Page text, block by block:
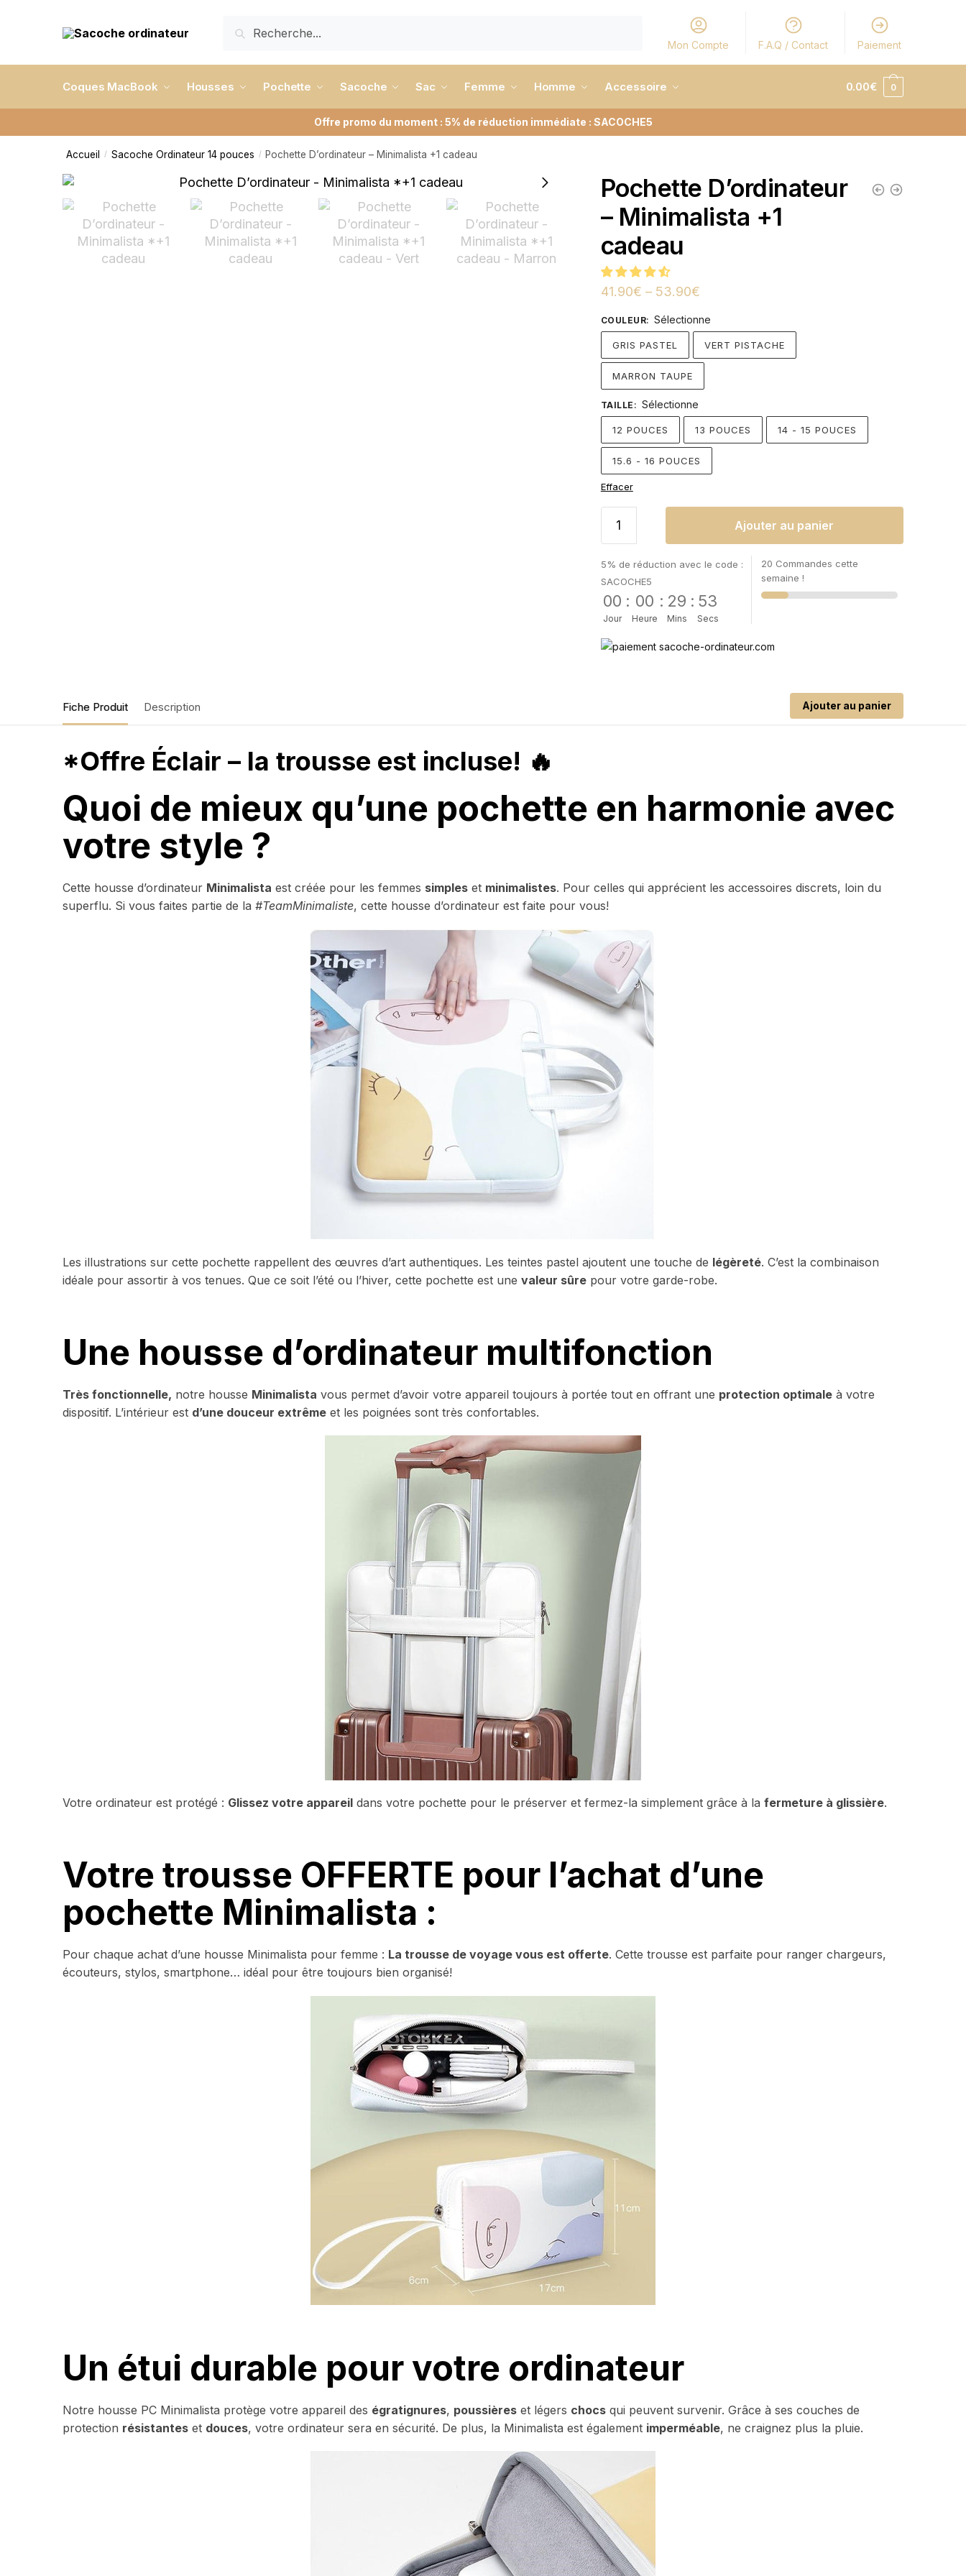
Mon Compte F.A.Q / Contact Paiement
Coques MacBook Housses Pochette Sacoche Sac Femme Homme Accessoire 0.00€ 0
Offre promo du moment : 5% de réduction immédiate : SACOCHE5
Accueil / Sacoche Ordinateur 14 pouces / Pochette D’ordinateur – Minimalista +1 cadeau
Pochette D’ordinateur
– Minimalista +1
cadeau
41.90€ – 53.90€
COULEUR: Sélectionne
GRIS PASTEL VERT PISTACHE
MARRON TAUPE
TAILLE : Sélectionne
12 POUCES 13 POUCES 14 - 15 POUCES
15.6 - 16 POUCES
Effacer
Ajouter au panier
5% de réduction avec le code :
SACOCHE5
00
Jour
: 00
Heure
: 29
Mins
: 52
Secs
20 Commandes cette
semaine !
Fiche Produit Description Ajouter au panier
*Offre Éclair – la trousse est incluse! 🔥
Quoi de mieux qu’une pochette en harmonie avec
votre style ?
Cette housse d’ordinateur Minimalista est créée pour les femmes simples et minimalistes. Pour celles qui apprécient les accessoires discrets, loin du
superflu. Si vous faites partie de la#TeamMinimaliste, cette housse d’ordinateur est faite pour vous!
Les illustrations sur cette pochette rappellent des œuvres d’art authentiques. Les teintes pastel ajoutent une touche de légèreté. C’est la combinaison
idéale pour assortir à vos tenues. Que ce soit l’été ou l’hiver, cette pochette est unevaleur sûre pour votre garde-robe.
Une housse d’ordinateur multifonction
Très fonctionnelle, notre housse Minimalista vous permet d’avoir votre appareil toujours à portée tout en offrant une protection optimale à votre
dispositif. L’intérieur est d’une douceur extrême et les poignées sont très confortables.
Votre ordinateur est protégé : Glissez votre appareil dans votre pochette pour le préserver et fermez-la simplement grâce à lafermeture à glissière.
Votre trousse OFFERTE pour l’achat d’une
pochette Minimalista :
Pour chaque achat d’une housse Minimalista pour femme : La trousse de voyage vous est offerte. Cette trousse est parfaite pour ranger chargeurs,
écouteurs, stylos, smartphone… idéal pour être toujours bien organisé!
Un étui durable pour votre ordinateur
Notre housse PC Minimalista protège votre appareil des égratignures, poussières et légers chocs qui peuvent survenir. Grâce à ses couches de
protection résistantes et douces, votre ordinateur sera en sécurité. De plus, la Minimalista est également imperméable, ne craignez plus la pluie.